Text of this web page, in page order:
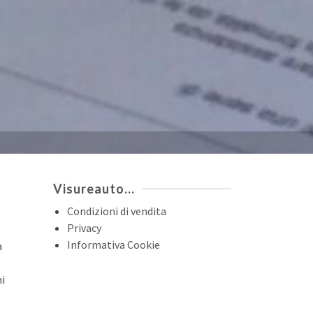
Visureauto…
Condizioni di vendita
Privacy
Informativa Cookie